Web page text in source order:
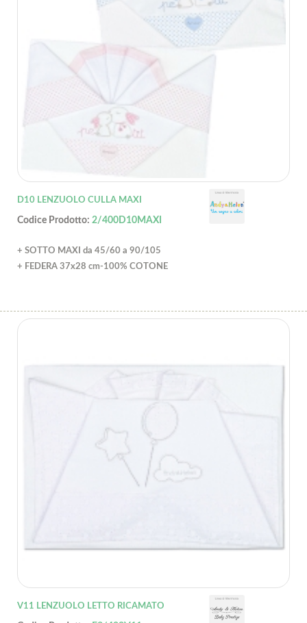
D10 LENZUOLO CULLA MAXI
Codice Prodotto: 2/400D10MAXI
+ SOTTO MAXI da 45/60 a 90/105
+ FEDERA 37x28 cm-100% COTONE
V11 LENZUOLO LETTO RICAMATO